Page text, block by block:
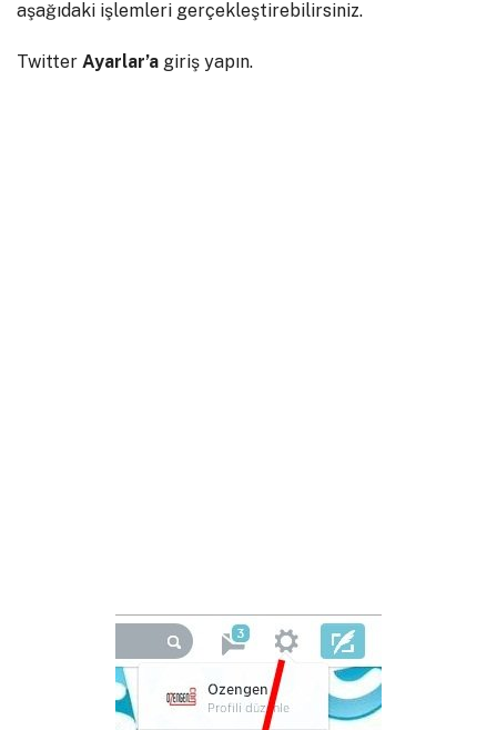
aşağıdaki işlemleri gerçekleştirebilirsiniz.
Twitter Ayarlar’a giriş yapın.